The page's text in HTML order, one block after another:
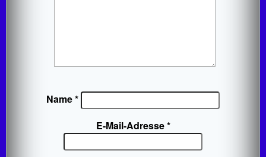
Name*
E-Mail-Adresse*